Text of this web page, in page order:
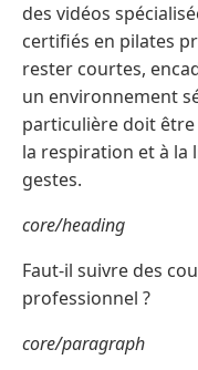
des vidéos
certifiés en pilates
rester courtes,
un environnement
particulière doit être
la respiration et à la
gestes.
core/heading
Faut-il suivre des
professionnel ?
core/paragraph